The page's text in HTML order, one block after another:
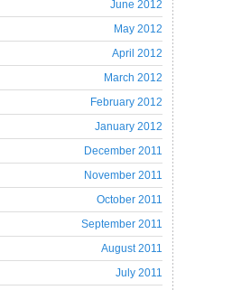
June 2012
May 2012
April 2012
March 2012
February 2012
January 2012
December 2011
November 2011
October 2011
September 2011
August 2011
July 2011